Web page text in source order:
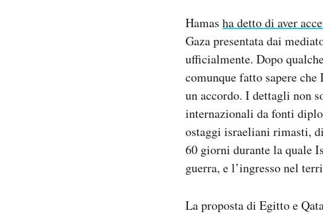
Hamas ha detto di aver
Gaza presentata dai
ufficialmente. Dopo
comunque fatto sapere
un accordo. I dettagli non
internazionali da fonti
ostaggi israeliani rimasti,
60 giorni durante la quale
guerra, e l’ingresso nel
La proposta di Egitto e